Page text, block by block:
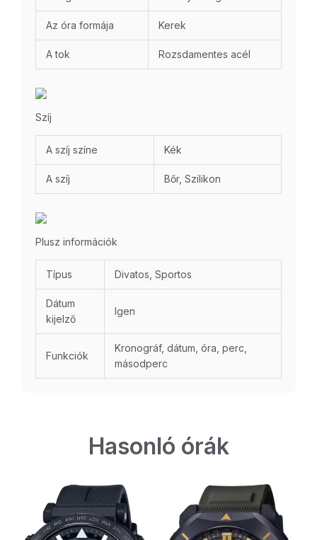
Az óra formája Kerek
A tok Rozsdamentes acél
Szíj
A szíj színe Kék
A szíj Bőr, Szilikon
Plusz információk
Típus Divatos, Sportos
Dátum
kijelző
Igen
Funkciók
Kronográf, dátum, óra, perc,
másodperc
Hasonló órák